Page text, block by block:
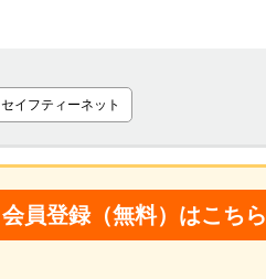
セイフティーネット
会員登録（無料）はこちら